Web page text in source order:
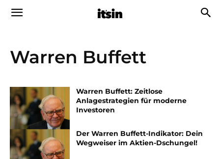
Warren Buffett
Warren Buffett: Zeitlose
Anlagestrategien für moderne
Investoren
Der Warren Buffett-Indikator: Dein
Wegweiser im Aktien-Dschungel!